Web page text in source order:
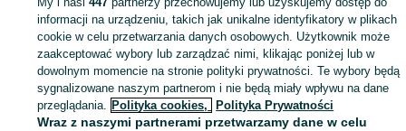
Zaloguj się / Załóż konto
Kup
informacji na urządzeniu, takich jak unikalne identyfikatory w plikach
cookie w celu przetwarzania danych osobowych. Użytkownik może
zaakceptować wybory lub zarządzać nimi, klikając poniżej lub w
dowolnym momencie na stronie polityki prywatności. Te wybory będą
sygnalizowane naszym partnerom i nie będą miały wpływu na dane
przeglądania. Polityka cookies, Polityka Prywatności
Wraz z naszymi partnerami przetwarzamy dane w celu